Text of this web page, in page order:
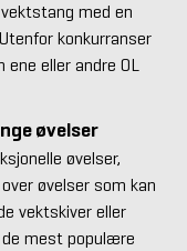
med en
konkurranser
eller andre OL
øvelser
øvelser,
øvelser som kan
vektskiver eller
de mest populære